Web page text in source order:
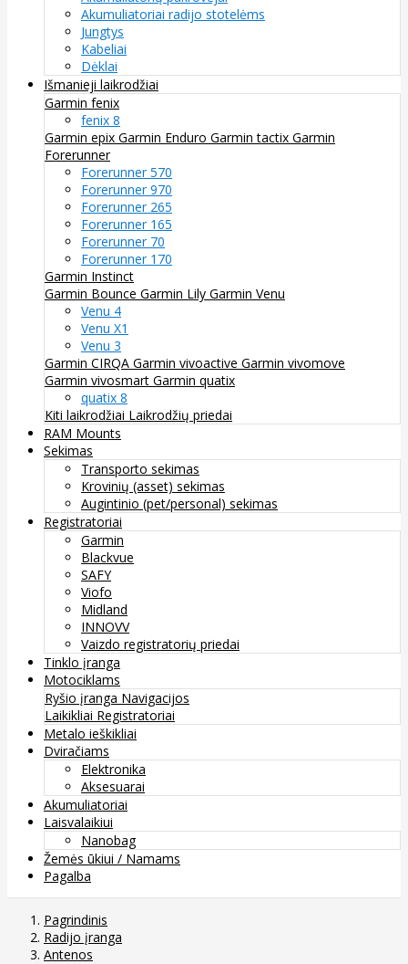
Akumuliatoriai radijo stotelėms
Jungtys
Kabeliai
Dėklai
Išmanieji laikrodžiai
Garmin fenix
fenix 8
Garmin epix Garmin Enduro Garmin tactix Garmin
Forerunner
Forerunner 570
Forerunner 970
Forerunner 265
Forerunner 165
Forerunner 70
Forerunner 170
Garmin Instinct
Garmin Bounce Garmin Lily Garmin Venu
Venu 4
Venu X1
Venu 3
Garmin CIRQA Garmin vivoactive Garmin vivomove
Garmin vivosmart Garmin quatix
quatix 8
Kiti laikrodžiai Laikrodžių priedai
RAM Mounts
Sekimas
Transporto sekimas
Krovinių (asset) sekimas
Augintinio (pet/personal) sekimas
Registratoriai
Garmin
Blackvue
SAFY
Viofo
Midland
INNOVV
Vaizdo registratorių priedai
Tinklo įranga
Motociklams
Ryšio įranga Navigacijos
Laikikliai Registratoriai
Metalo ieškikliai
Dviračiams
Elektronika
Aksesuarai
Akumuliatoriai
Laisvalaikiui
Nanobag
Žemės ūkiui / Namams
Pagalba
Pagrindinis
Radijo įranga
Antenos